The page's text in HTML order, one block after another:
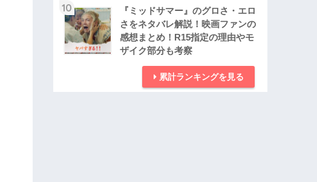
10
『ミッドサマー』のグロさ・エロ
さをネタバレ解説！映画ファンの
感想まとめ！R15指定の理由やモ
ザイク部分も考察
累計ランキングを見る